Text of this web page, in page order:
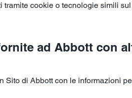
cookie o tecnologie simili
ad Abbott con
di Abbott con le informazioni